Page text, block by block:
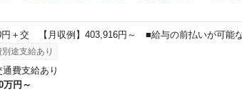
円＋交 【月収例】403,916円～ ■給与の前払いが可能
途支給あり
通費支給あり
万円～